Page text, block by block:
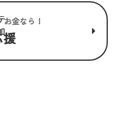
金なら！